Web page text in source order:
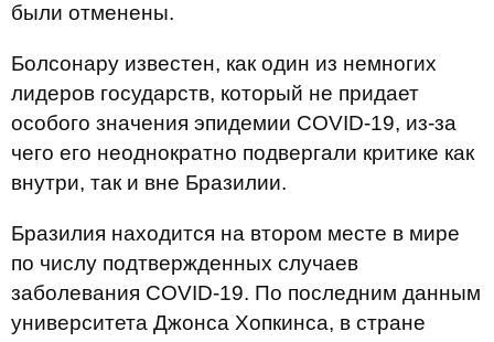
были отменены.
Болсонару известен, как один из немногих
лидеров государств, который не придает
особого значения эпидемии COVID-19, из-за
чего его неоднократно подвергали критике как
внутри, так и вне Бразилии.
Бразилия находится на втором месте в мире
по числу подтвержденных случаев
заболевания COVID-19. По последним данным
университета Джонса Хопкинса, в стране